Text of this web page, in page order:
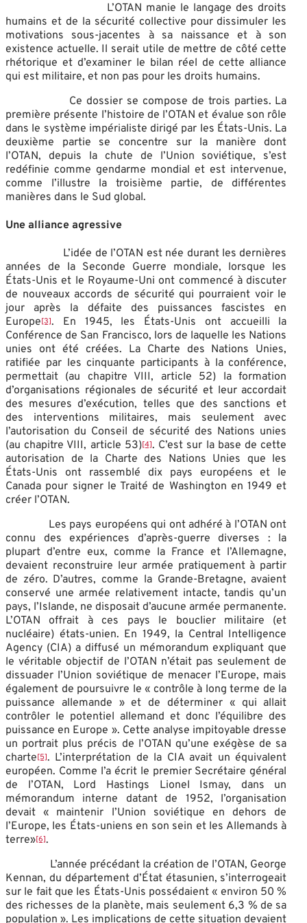
L’OTAN manie le langage des droits
humains et de la sécurité collective pour dissimuler les
motivations sous-jacentes à sa naissance et à son
existence actuelle. Il serait utile de mettre de côté cette
rhétorique et d’examiner le bilan réel de cette alliance
qui est militaire, et non pas pour les droits humains.
Ce dossier se compose de trois parties. La
première présente l’histoire de l’OTAN et évalue son rôle
dans le système impérialiste dirigé par les États-Unis. La
deuxième partie se concentre sur la manière dont
l’OTAN, depuis la chute de l’Union soviétique, s’est
redéfinie comme gendarme mondial et est intervenue,
comme l’illustre la troisième partie, de différentes
manières dans le Sud global.
Une alliance agressive
L’idée de l’OTAN est née durant les dernières
années de la Seconde Guerre mondiale, lorsque les
États-Unis et le Royaume-Uni ont commencé à discuter
de nouveaux accords de sécurité qui pourraient voir le
jour après la défaite des puissances fascistes en
Europe [3]. En 1945, les États-Unis ont accueilli la
Conférence de San Francisco, lors de laquelle les Nations
unies ont été créées. La Charte des Nations Unies,
ratifiée par les cinquante participants à la conférence,
permettait (au chapitre VIII, article 52) la formation
d’organisations régionales de sécurité et leur accordait
des mesures d’exécution, telles que des sanctions et
des interventions militaires, mais seulement avec
l’autorisation du Conseil de sécurité des Nations unies
(au chapitre VIII, article 53)[4]. C’est sur la base de cette
autorisation de la Charte des Nations Unies que les
États-Unis ont rassemblé dix pays européens et le
Canada pour signer le Traité de Washington en 1949 et
créer l’OTAN.
Les pays européens qui ont adhéré à l’OTAN ont
connu des expériences d’après-guerre diverses : la
plupart d’entre eux, comme la France et l’Allemagne,
devaient reconstruire leur armée pratiquement à partir
de zéro. D’autres, comme la Grande-Bretagne, avaient
conservé une armée relativement intacte, tandis qu’un
pays, l’Islande, ne disposait d’aucune armée permanente.
L’OTAN offrait à ces pays le bouclier militaire (et
nucléaire) états-unien. En 1949, la Central Intelligence
Agency (CIA) a diffusé un mémorandum expliquant que
le véritable objectif de l’OTAN n’était pas seulement de
dissuader l’Union soviétique de menacer l’Europe, mais
également de poursuivre le « contrôle à long terme de la
puissance allemande » et de déterminer « qui allait
contrôler le potentiel allemand et donc l’équilibre des
puissance en Europe ». Cette analyse impitoyable dresse
un portrait plus précis de l’OTAN qu’une exégèse de sa
charte [5]. L’interprétation de la CIA avait un équivalent
européen. Comme l’a écrit le premier Secrétaire général
de l’OTAN, Lord Hastings Lionel Ismay, dans un
mémorandum interne datant de 1952, l’organisation
devait « maintenir l’Union soviétique en dehors de
l’Europe, les États-uniens en son sein et les Allemands à
terre»[6].
L’année précédant la création de l’OTAN, George
Kennan, du département d’État étasunien, s’interrogeait
sur le fait que les États-Unis possédaient « environ 50 %
des richesses de la planète, mais seulement 6,3 % de sa
population ». Les implications de cette situation devaient